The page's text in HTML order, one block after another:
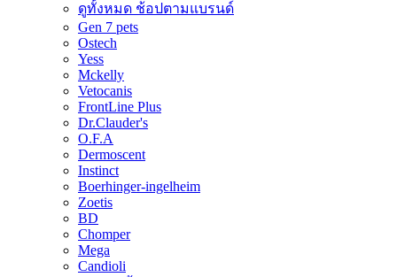
ดูทั้งหมด ช้อปตามแบรนด์
Gen 7 pets
Ostech
Yess
Mckelly
Vetocanis
FrontLine Plus
Dr.Clauder's
O.F.A
Dermoscent
Instinct
Boerhinger-ingelheim
Zoetis
BD
Chomper
Mega
Candioli